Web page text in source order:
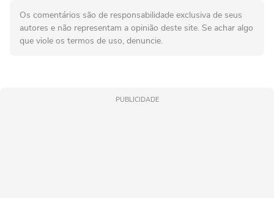
Os comentários são de responsabilidade exclusiva de seus
autores e não representam a opinião deste site. Se achar algo
que viole os termos de uso, denuncie.
PUBLICIDADE